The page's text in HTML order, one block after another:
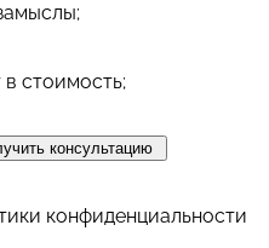
стоимость;
консультацию
конфиденциальности